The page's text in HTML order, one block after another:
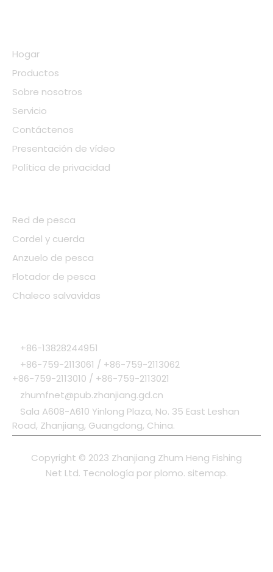
Hogar
Productos
Sobre nosotros
Servicio
Contáctenos
Presentación de vídeo
Política de privacidad
Red de pesca
Cordel y cuerda
Anzuelo de pesca
Flotador de pesca
Chaleco salvavidas
+86-13828244951
+86-759-2113061 / +86-759-2113062
+86-759-2113010 / +86-759-2113021
zhumfnet@pub.zhanjiang.gd.cn
Sala A608-A610 Yinlong Plaza, No. 35 East Leshan
Road, Zhanjiang, Guangdong, China.
Copyright © 2023 Zhanjiang Zhum Heng Fishing
Net Ltd. Tecnología por plomo. sitemap.